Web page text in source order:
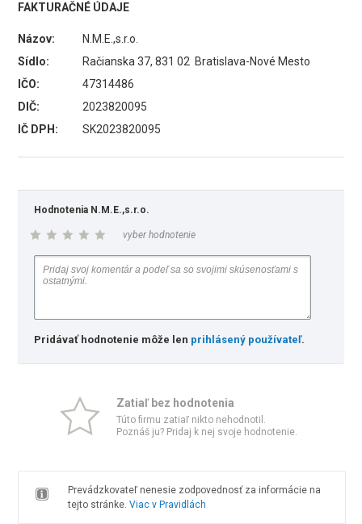
FAKTURAČNÉ ÚDAJE
Názov:
N.M.E.,s.r.o.
Sídlo:
Račianska 37, 831 02 Bratislava-Nové Mesto
IČO:
47314486
DIČ:
2023820095
IČ DPH:
SK2023820095
Hodnotenia N.M.E.,s.r.o.
vyber hodnotenie
Pridávať hodnotenie môže len prihlásený používateľ.
Zatiaľ bez hodnotenia
Túto firmu zatiaľ nikto nehodnotil.
Poznáš ju? Pridaj k nej svoje hodnotenie.
Prevádzkovateľ nenesie zodpovednosť za informácie na
tejto stránke. Viac v Pravidlách